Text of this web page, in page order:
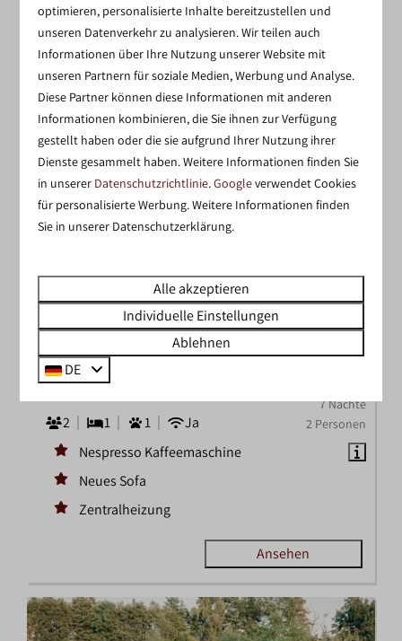
Sternebeobachtung
Ansehen
8,9
Ab
7 Nächte
2 Personen
Bungalow Berkel für 2 Personen
Plus
2
1 1
Ja
Nespresso Kaffeemaschine
Neues Sofa
Zentralheizung
Ansehen
optimieren, personalisierte Inhalte bereitzustellen und
unseren Datenverkehr zu analysieren. Wir teilen auch
Informationen über Ihre Nutzung unserer Website mit
unseren Partnern für soziale Medien, Werbung und Analyse.
Diese Partner können diese Informationen mit anderen
Informationen kombinieren, die Sie ihnen zur Verfügung
gestellt haben oder die sie aufgrund Ihrer Nutzung ihrer
Dienste gesammelt haben. Weitere Informationen finden Sie
in unserer Datenschutzrichtlinie.Googleverwendet Cookies
für personalisierte Werbung. Weitere Informationen finden
Sie in unserer Datenschutzerklärung.
Alle akzeptieren
Individuelle Einstellungen
Ablehnen
DE